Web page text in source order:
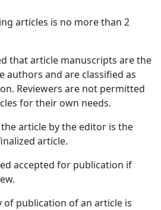
articles is no more than 2
that article manuscripts are the
authors and are classified as
Reviewers are not permitted
for their own needs.
article by the editor is the
article.
accepted for publication if
publication of an article is